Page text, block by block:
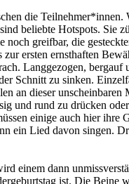
die Teilnehmer*innen.
beliebte Hotspots. Sie
noch greifbar, die
ersten ernsthaften
Langgezogen, bergauf
Schnitt zu sinken.
an dieser unscheinbaren
und rund zu drücken oder
einige auch hier ihre
ein Lied davon singen.
einem dann
ist. Die Beine